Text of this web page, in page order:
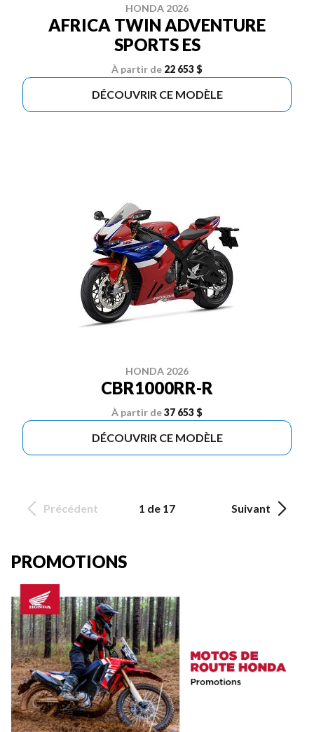
HONDA 2026
AFRICA TWIN ADVENTURE
SPORTS ES
À partir de 22 653 $
DÉCOUVRIR CE MODÈLE
HONDA 2026
CBR1000RR-R
À partir de37 653 $
DÉCOUVRIR CE MODÈLE
Précédent 1 de 17 Suivant
PROMOTIONS